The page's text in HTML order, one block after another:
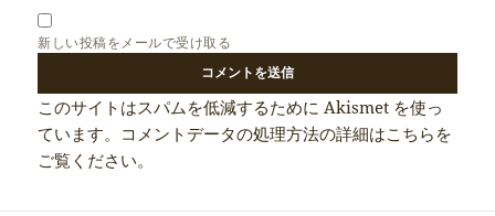
新しい投稿をメールで受け取る
このサイトはスパムを低減するために Akismet を使っ
ています。 コメントデータの処理方法の詳細はこちらを
ご覧ください。